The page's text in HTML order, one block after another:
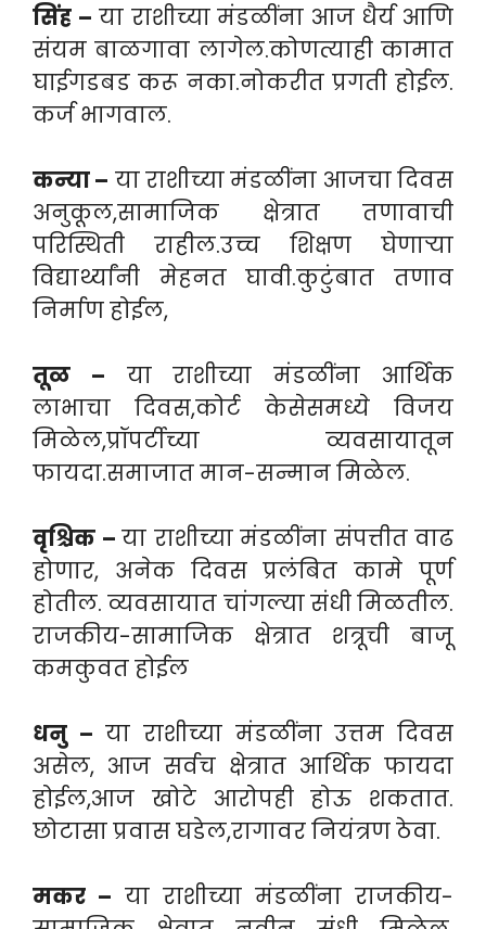
सिंह – या राशीच्या मंडळींना आज धैर्य आणि
संयम बाळगावा लागेल.कोणत्याही कामात
घाईगडबड करू नका.नोकरीत प्रगती होईल.
कर्ज भागवाल.
कन्या – या राशीच्या मंडळींना आजचा दिवस
अनुकूल,सामाजिक क्षेत्रात तणावाची
परिस्थिती राहील.उच्च शिक्षण घेणाऱ्या
विद्यार्थ्यांनी मेहनत घावी.कुटुंबात तणाव
निर्माण होईल,
तूळ – या राशीच्या मंडळींना आर्थिक
लाभाचा दिवस,कोर्ट केसेसमध्ये विजय
मिळेल,प्रॉपर्टीच्या व्यवसायातून
फायदा.समाजात मान-सन्मान मिळेल.
वृश्चिक – या राशीच्या मंडळींना संपत्तीत वाढ
होणार, अनेक दिवस प्रलंबित कामे पूर्ण
होतील. व्यवसायात चांगल्या संधी मिळतील.
राजकीय-सामाजिक क्षेत्रात शत्रूची बाजू
कमकुवत होईल
धनु – या राशीच्या मंडळींना उत्तम दिवस
असेल, आज सर्वच क्षेत्रात आर्थिक फायदा
होईल,आज खोटे आरोपही होऊ शकतात.
छोटासा प्रवास घडेल,रागावर नियंत्रण ठेवा.
मकर – या राशीच्या मंडळींना राजकीय-